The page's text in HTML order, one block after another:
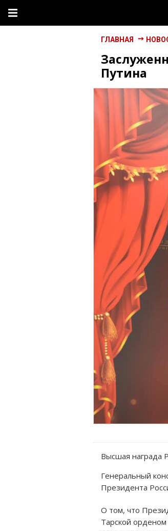
ГЛАВНАЯ
Путина
Высшая награда
Генеральный
Президента
О том, что
Тарской